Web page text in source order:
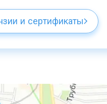
и сертификаты